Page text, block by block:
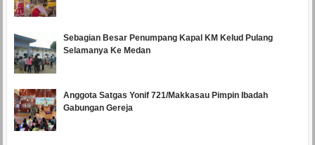
Sebagian Besar Penumpang Kapal KM Kelud Pulang
Selamanya Ke Medan
Anggota Satgas Yonif 721/Makkasau Pimpin Ibadah
Gabungan Gereja